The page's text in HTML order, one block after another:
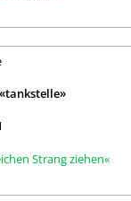
Strang ziehen«